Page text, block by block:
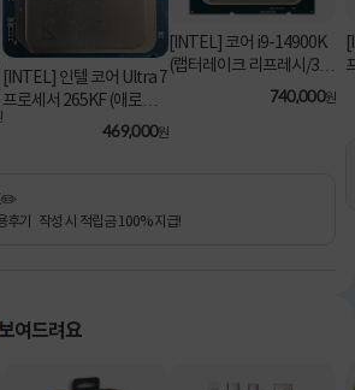
[INTEL] 인텔 코어 Ultra 7
프로세서 265KF (애로우
레이크/3.9GHz/30MB/쿨
469,000원
[INTEL] 코어 i9-14900K
(랩터레이크 리프레시/3.2
GHz/36MB/쿨러 미포함)
740,000원
✏️
후기 작성 시 적립금 100% 지급!
보여드려요